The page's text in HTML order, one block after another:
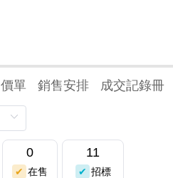
價單 銷售安排 成交記錄冊
0
在售
11
招標